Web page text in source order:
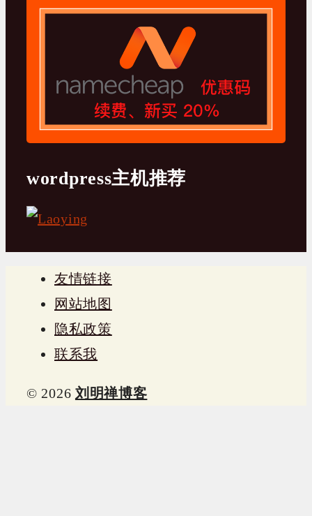
wordpress主机推荐
友情链接
网站地图
隐私政策
联系我
© 2026 刘明禅博客